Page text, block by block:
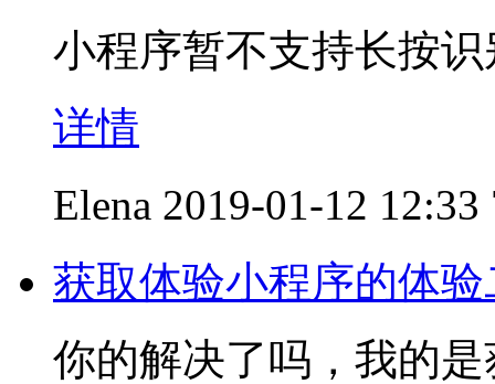
小程序暂不支持长按
详情
Elena 2019-01-12 12:33
获取体验小程序的体
你的解决了吗，我的